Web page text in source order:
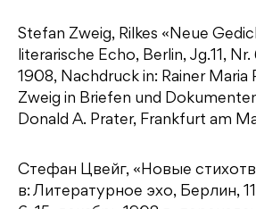
Stefan Zweig, Rilkes «Neue
literarische Echo, Berlin, Jg.11,
1908, Nachdruck in: Rainer Maria
Zweig in Briefen und
Donald A. Prater, Frankfurt am
Стефан Цвейг, «Новые
в: Литературное эхо, Берлин,